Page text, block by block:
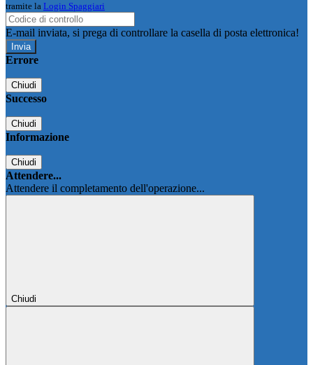
tramite la Login Spaggiari
E-mail inviata, si prega di controllare la casella di posta elettronica!
Errore
Chiudi
Successo
Chiudi
Informazione
Chiudi
Attendere...
Attendere il completamento dell'operazione...
Chiudi